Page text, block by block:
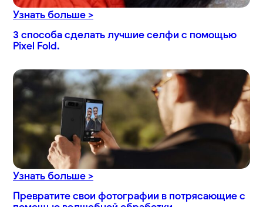
Узнать больше >
3 способа сделать лучшие селфи с помощью
Pixel Fold.
Узнать больше >
Превратите свои фотографии в потрясающие с